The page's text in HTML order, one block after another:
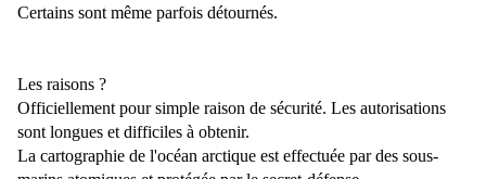
Certains sont même parfois détournés.
Les raisons ?
Officiellement pour simple raison de sécurité. Les autorisations
sont longues et difficiles à obtenir.
La cartographie de l'océan arctique est effectuée par des sous-